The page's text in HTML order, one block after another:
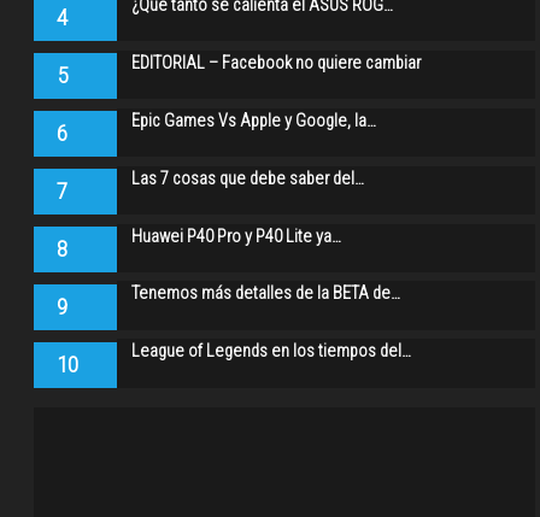
4 ¿Que tanto se calienta el ASUS ROG…
5 EDITORIAL – Facebook no quiere cambiar
6 Epic Games Vs Apple y Google, la…
7 Las 7 cosas que debe saber del…
8 Huawei P40 Pro y P40 Lite ya…
9 Tenemos más detalles de la BETA de…
10 League of Legends en los tiempos del…